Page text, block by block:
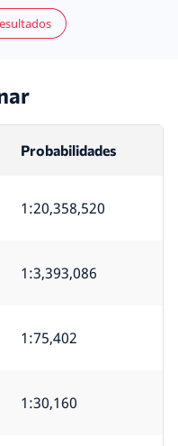
Probabilidades
1:20,358,520
1:3,393,086
1:75,402
1:30,160